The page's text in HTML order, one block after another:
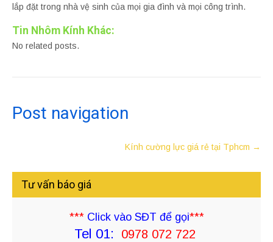
lắp đặt trong nhà vệ sinh của mọi gia đình và mọi công trình.
Tin Nhôm Kính Khác:
No related posts.
Post navigation
Kính cường lực giá rẻ tại Tphcm →
Tư vấn báo giá
***Click vào SĐT để gọi***
Tel 01: 0978 072 722